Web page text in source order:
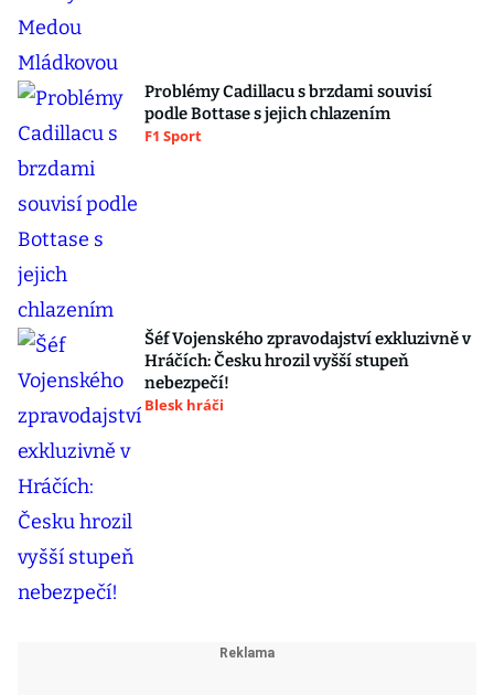
Problémy Cadillacu s brzdami souvisí
podle Bottase s jejich chlazením
F1 Sport
Šéf Vojenského zpravodajství exkluzivně v
Hráčích: Česku hrozil vyšší stupeň
nebezpečí!
Blesk hráči